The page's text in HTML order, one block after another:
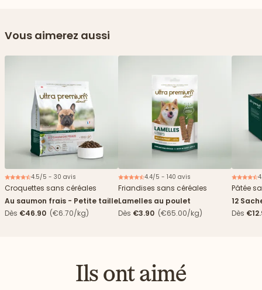
Vous aimerez aussi
4.5/5 - 30 avis
Croquettes sans céréales
Au saumon frais - Petite taille
Dès €46.90 (€6.70/kg)
4.4/5 - 140 avis
Friandises sans céréales
Lamelles au poulet
Dès €3.90 (€65.00/kg)
Pâtée
12
Dès
Ils ont aimé